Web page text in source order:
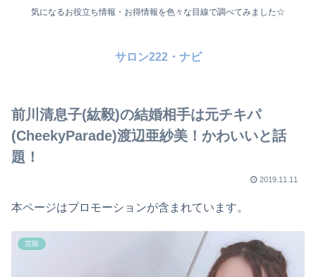
気になるお役立ち情報・お得情報を色々な目線で調べてみました☆
サロン222・ナビ
前川清息子(紘毅)の結婚相手は元チキパ
(CheekyParade)渡辺亜紗美！かわいいと話
題！
2019.11.11
本ページはプロモーションが含まれています。
芸能